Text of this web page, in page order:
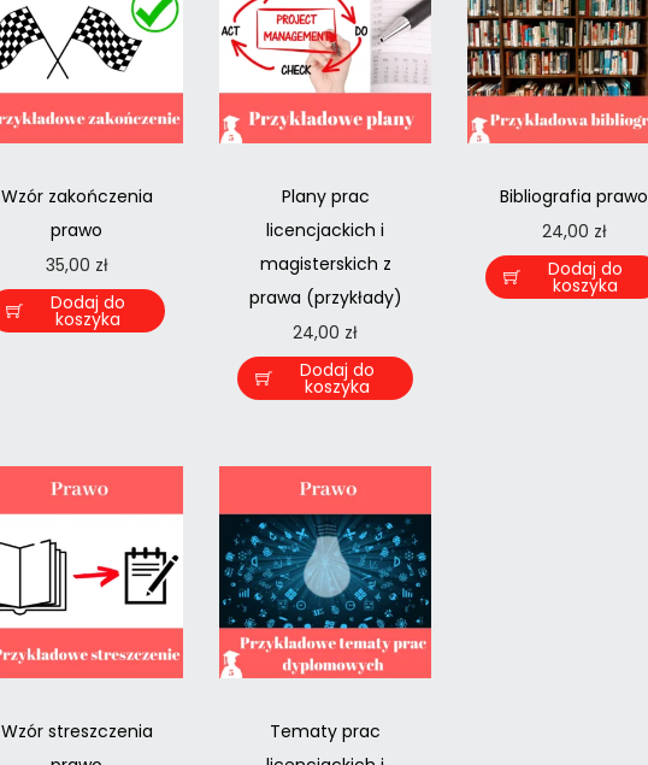
Wzór zakończenia
prawo
35,00 zł
Dodaj do
koszyka
Plany prac
licencjackich i
magisterskich z
prawa (przykłady)
24,00 zł
Dodaj do
koszyka
Bibliografia prawo
24,00 zł
Dodaj do
koszyka
Wzór streszczenia
Tematy prac